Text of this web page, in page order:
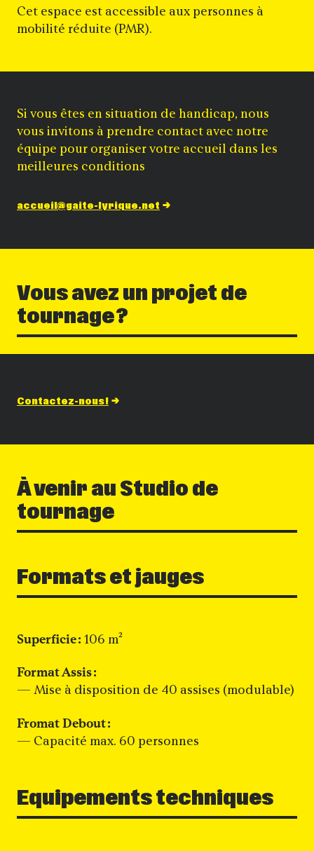
Cet espace est accessible aux personnes à
mobilité réduite (PMR).
Si vous êtes en situation de handicap, nous
vous invitons à prendre contact avec notre
équipe pour organiser votre accueil dans les
meilleures conditions
accueil@gaite-lyrique.net
Vous avez un projet de
tournage ?
Contactez-nous !
À venir au Studio de
tournage
Formats et jauges
Superficie : 106 m²
Format Assis :
— Mise à disposition de 40 assises (modulable)
Fromat Debout :
— Capacité max. 60 personnes
Equipements techniques